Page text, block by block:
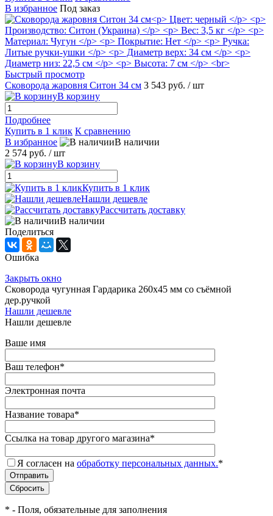
В избранное Под заказ
Быстрый просмотр
Сковорода жаровня Ситон 34 см 3 543 руб. / шт
В корзину
Подробнее
Купить в 1 клик К сравнению
В избранное
В наличии
2 574 руб. / шт
В корзину
Купить в 1 клик
Нашли дешевле
Рассчитать доставку
В наличии
Поделиться
Ошибка
Закрыть окно
Сковорода чугунная Гардарика 260х45 мм со съёмной
дер.ручкой
Нашли дешевле
Нашли дешевле
Ваше имя
Ваш телефон*
Электронная почта
Название товара*
Ссылка на товар другого магазина*
Я согласен на обработку персональных данных.*
* - Поля, обязательные для заполнения